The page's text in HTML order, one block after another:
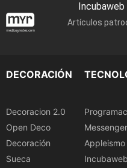
Artículos
DECORACIÓN
Decoracion 2.0
Open Deco
Decoración
Sueca
Appleismo
Incubaweb